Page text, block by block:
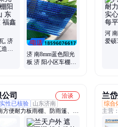
, 济
价,
济 南8mm蓝色阳光
板 济 阳小区车棚耐
瓦、
金属
河
爱硕
司
洽谈
性已核验
山东济南
便耐力板雨棚、防雨篷、活
、推拉雨篷、伸缩雨篷、摆
兰
综合
主营：